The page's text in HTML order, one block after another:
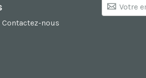
Contactez-nous